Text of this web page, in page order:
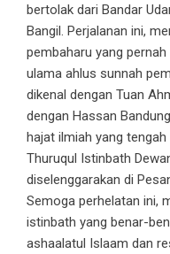
bertolak dari Bandar
Bangil. Perjalanan ini,
pembaharu​ yang
ulama ahlus sunnah
dikenal dengan ​Tuan
dengan ​Hassan
hajat ilmiah yang
Thuruqul Istinbath
diselenggarakan di
Semoga perhelatan ini,
istinbath​ yang benar-
ashaalatul Islaam​​ dan